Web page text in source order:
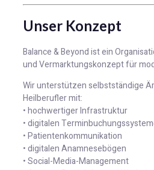
Unser Konzept
Balance & Beyond ist ein
und Vermarktungskonzept für
Wir unterstützen selbstständige
Heilberufler mit:
• hochwertiger Infrastruktur
• digitalen
• Patientenkommunikation
• digitalen Anamnesebögen
• Social-Media-Management